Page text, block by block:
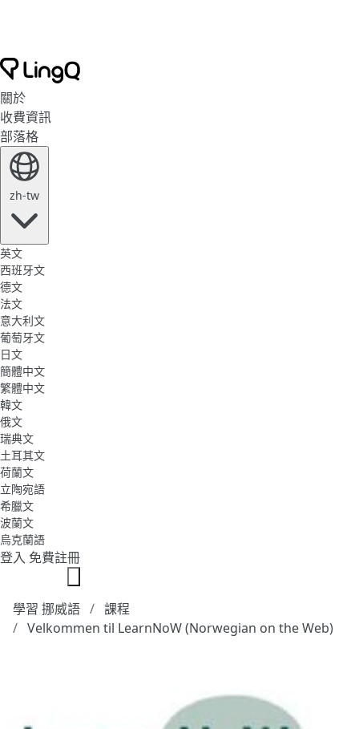
關於
收費資訊
部落格
zh-tw
英文
西班牙文
德文
法文
意大利文
葡萄牙文
日文
簡體中文
繁體中文
韓文
俄文
瑞典文
土耳其文
荷蘭文
立陶宛語
希臘文
波蘭文
烏克蘭語
登入 免費註冊
學習 挪威語
課程
Velkommen til LearnNoW (Norwegian on the Web)